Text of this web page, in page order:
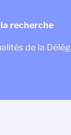
recherche
de la